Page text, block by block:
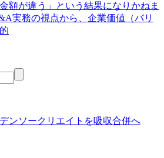
額が違う」という結果になりかねま
実務の視点から、企業価値（バリ
ンソークリエイトを吸収合併へ